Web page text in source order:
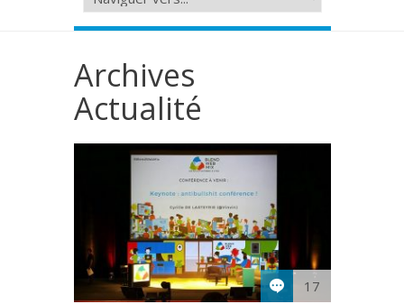
Archives
Actualité
17